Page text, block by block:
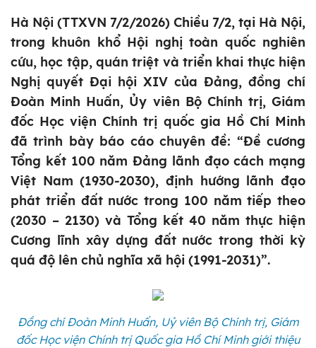
Hà Nội (TTXVN 7/2/2026) Chiều 7/2, tại Hà Nội,
trong khuôn khổ Hội nghị toàn quốc nghiên
cứu, học tập, quán triệt và triển khai thực hiện
Nghị quyết Đại hội XIV của Đảng, đồng chí
Đoàn Minh Huấn, Ủy viên Bộ Chính trị, Giám
đốc Học viện Chính trị quốc gia Hồ Chí Minh
đã trình bày báo cáo chuyên đề: “Đề cương
Tổng kết 100 năm Đảng lãnh đạo cách mạng
Việt Nam (1930-2030), định hướng lãnh đạo
phát triển đất nước trong 100 năm tiếp theo
(2030 – 2130) và Tổng kết 40 năm thực hiện
Cương lĩnh xây dựng đất nước trong thời kỳ
quá độ lên chủ nghĩa xã hội (1991-2031)”.
Đồng chí Đoàn Minh Huấn, Uỷ viên Bộ Chính trị, Giám
đốc Học viện Chính trị Quốc gia Hồ Chí Minh giới thiệu